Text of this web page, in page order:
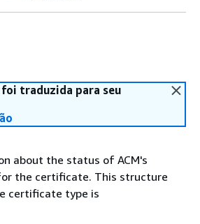
foi traduzida para seu
about the status of ACM's
the certificate. This structure
certificate type is